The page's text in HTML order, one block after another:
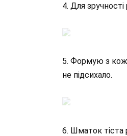
4. Для
5. Формую з
не підсихало.
6. Шматок тіста